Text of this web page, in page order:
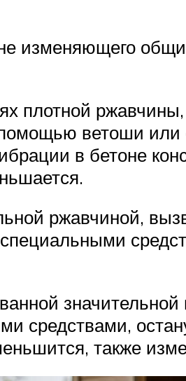
изменяющего
плотной
ветоши или
в бетоне
ржавчиной,
средствами,
также